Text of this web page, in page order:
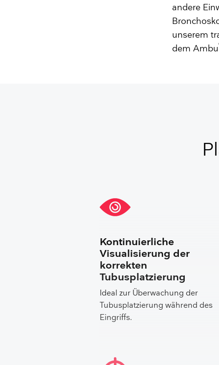
andere
unserem
dem Ambu
Kontinuierliche
Visualisierung der
korrekten
Tubusplatzierung
Ideal zur Überwachung der
Tubusplatzierung während des
Eingriffs.